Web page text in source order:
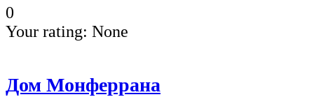
0
Your rating: None
Дом Монферрана